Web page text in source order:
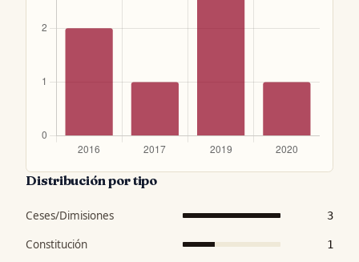
Distribución por tipo
Ceses/Dimisiones 3
Constitución 1